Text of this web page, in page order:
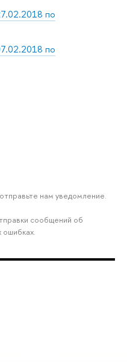
по
по
нам уведомление.
сообщений об
ошибках.